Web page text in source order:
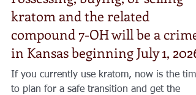
23 jun
4 min de lectura
Possessing, buying, or selling
kratom and the related
compound 7-OH will be a crime
in Kansas beginning July 1, 2026